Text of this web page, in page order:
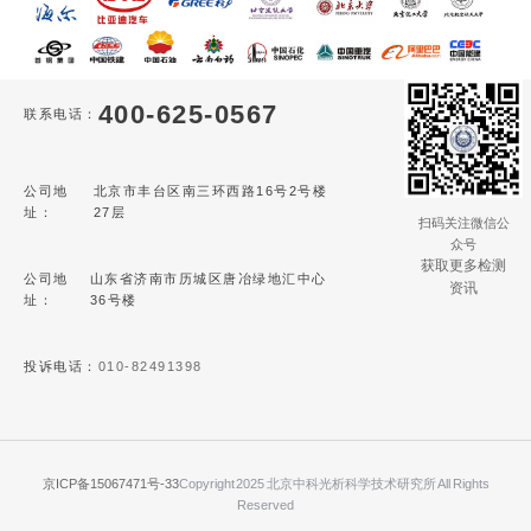
联系电话： 400-625-0567
公司地
址：
北京市丰台区南三环西路16号2号楼
27层
公司地
址：
山东省济南市历城区唐冶绿地汇中心
36号楼
投诉电话： 010-82491398
扫码关注微信公
众号
获取更多检测
资讯
京ICP备15067471号-33Copyright 2025 北京中科光析科学技术研究所 All Rights
Reserved